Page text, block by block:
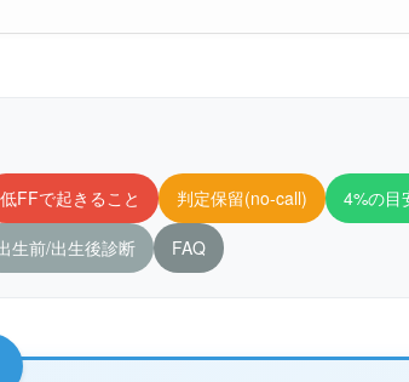
低FFで起きること 判定保留(no-call) 4%の目
生前/出生後診断 FAQ